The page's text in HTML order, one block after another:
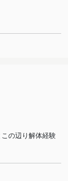
の辺り解体経験